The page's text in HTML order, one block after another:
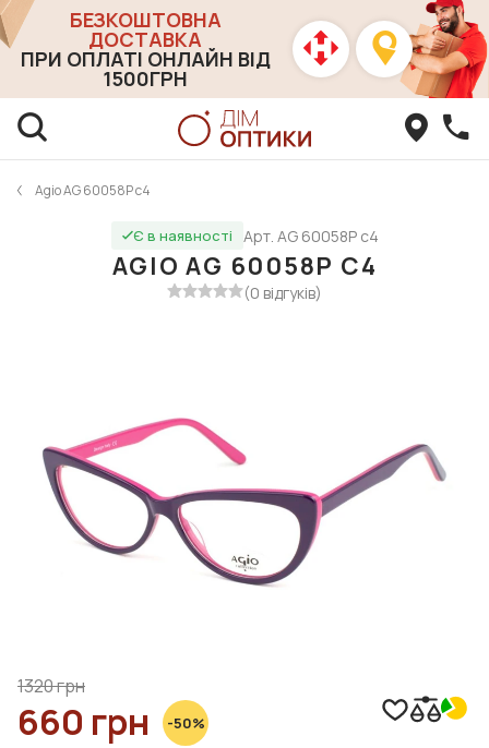
БЕЗКОШТОВНА
ДОСТАВКА
ПРИ ОПЛАТІ ОНЛАЙН ВІД
1500ГРН
Agio AG 60058Р c4
Є в наявності Арт. AG 60058Р c4
AGIO AG 60058Р C4
(0 відгуків)
1320 грн
660 грн -50%